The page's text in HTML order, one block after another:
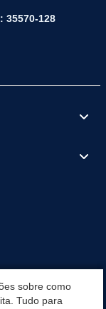
35570-128
sobre como
Tudo para